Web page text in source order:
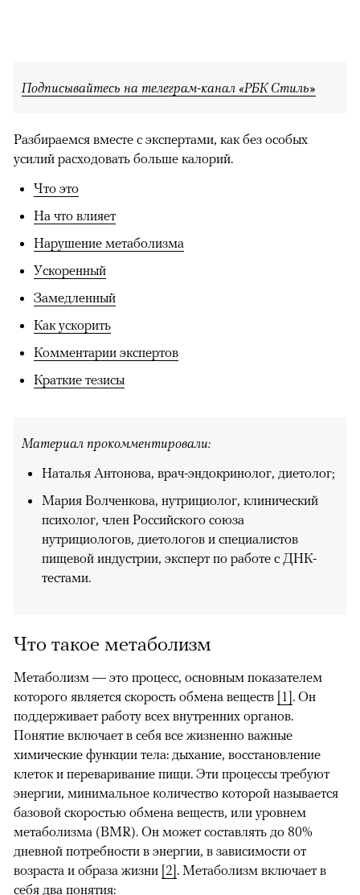
Подписывайтесь на телеграм-канал «РБК Стиль»
Разбираемся вместе с экспертами, как без особых
усилий расходовать больше калорий.
Что это
На что влияет
Нарушение метаболизма
Ускоренный
Замедленный
Как ускорить
Комментарии экспертов
Краткие тезисы
Материал прокомментировали:
Наталья Антонова, врач-эндокринолог, диетолог;
Мария Волченкова, нутрициолог, клинический
психолог, член Российского союза
нутрициологов, диетологов и специалистов
пищевой индустрии, эксперт по работе с ДНК-
тестами.
Что такое метаболизм
Метаболизм — это процесс, основным показателем
которого является скорость обмена веществ [1]. Он
поддерживает работу всех внутренних органов.
Понятие включает в себя все жизненно важные
химические функции тела: дыхание, восстановление
клеток и переваривание пищи. Эти процессы требуют
энергии, минимальное количество которой называется
базовой скоростью обмена веществ, или уровнем
метаболизма (BMR). Он может составлять до 80%
дневной потребности в энергии, в зависимости от
возраста и образа жизни [2]. Метаболизм включает в
себя два понятия: